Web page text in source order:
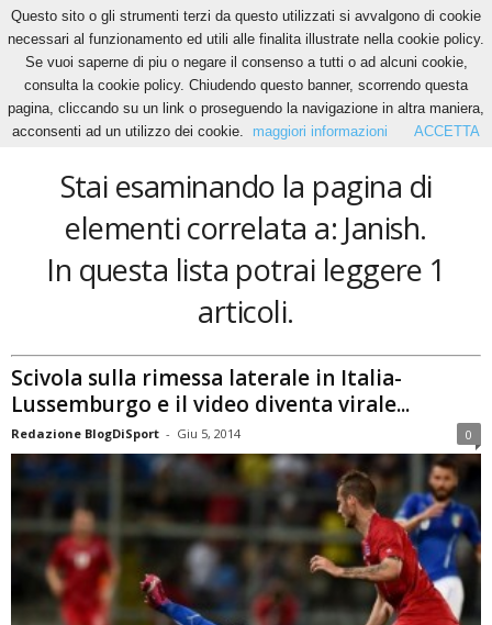
Home Tags Janish
Janish
Stai esaminando la pagina di
elementi correlata a: Janish.
In questa lista potrai leggere 1
articoli.
Scivola sulla rimessa laterale in Italia-
Lussemburgo e il video diventa virale...
Redazione BlogDiSport - Giu 5, 2014 0
Questo sito o gli strumenti terzi da questo utilizzati si avvalgono di cookie
necessari al funzionamento ed utili alle finalita illustrate nella cookie policy.
Se vuoi saperne di piu o negare il consenso a tutti o ad alcuni cookie,
consulta la cookie policy. Chiudendo questo banner, scorrendo questa
pagina, cliccando su un link o proseguendo la navigazione in altra maniera,
acconsenti ad un utilizzo dei cookie.
maggiori informazioni ACCETTA